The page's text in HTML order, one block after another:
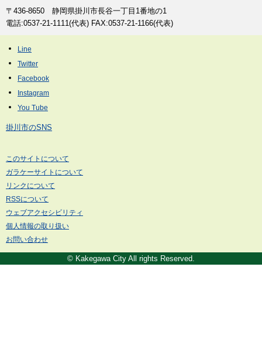
〒436-8650 静岡県掛川市長谷一丁目1番地の1
電話:0537-21-1111(代表) FAX:0537-21-1166(代表)
掛川市のSNS
このサイトについて
ガラケーサイトについて
リンクについて
RSSについて
ウェブアクセシビリティ
個人情報の取り扱い
お問い合わせ
© Kakegawa City All rights Reserved.